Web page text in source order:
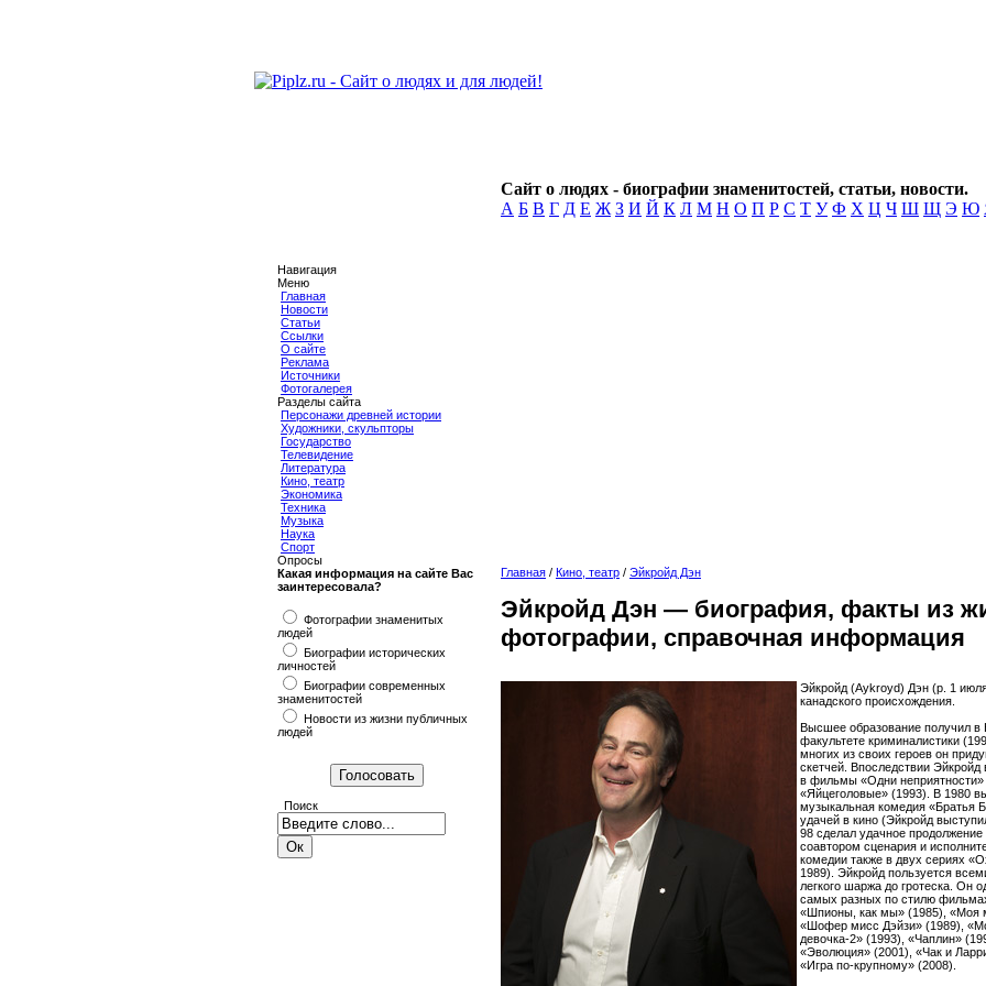
Сайт о людях - биографии знаменитостей, статьи, новости.
А Б В Г Д Е Ж З И Й К Л М Н О П Р С Т У Ф Х Ц Ч Ш Щ Э Ю
Навигация
Меню
Главная
Новости
Статьи
Ссылки
О сайте
Реклама
Источники
Фотогалерея
Разделы сайта
Персонажи древней истории
Художники, скульпторы
Государство
Телевидение
Литература
Кино, театр
Экономика
Техника
Музыка
Наука
Спорт
Опросы
Какая информация на сайте Вас
заинтересовала?
Фотографии знаменитых
людей
Биографии исторических
личностей
Биографии современных
знаменитостей
Новости из жизни публичных
людей
Поиск
Главная / Кино, театр / Эйкройд Дэн
Эйкройд Дэн — биография, факты из
фотографии, справочная информация
Эйкройд (Aykroyd) Дэн (р. 1
канадского происхождения.
Высшее образование получил в
факультете криминалистики
многих из своих героев он
скетчей. Впоследствии
в фильмы «Одни
«Яйцеголовые» (1993). В 1980
музыкальная комедия «Братья
удачей в кино (Эйкройд
98 сделал удачное
соавтором сценария и
комедии также в двух сериях
1989). Эйкройд пользуется
легкого шаржа до гротеска. Он
самых разных по стилю
«Шпионы, как мы» (1985), «Моя
«Шофер мисс Дэйзи» (1989),
девочка-2» (1993), «Чаплин»
«Эволюция» (2001), «Чак и
«Игра по-крупному» (2008).